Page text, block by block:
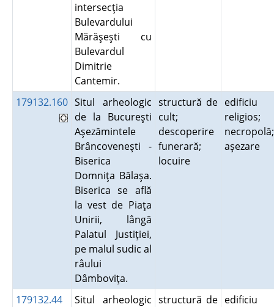
intersecţia
Bulevardului
Mărăşeşti cu
Bulevardul
Dimitrie
Cantemir.
179132.160 Situl arheologic
de la Bucureşti
Aşezămintele
Brâncoveneşti -
Biserica
Domniţa Bălaşa.
Biserica se află
la vest de Piaţa
Unirii, lângă
Palatul Justiţiei,
pe malul sudic al
râului
Dâmboviţa.
structură de
cult;
descoperire
funerară;
locuire
edificiu
religios;
necropolă;
aşezare
179132.44
Situl arheologic structură de edificiu